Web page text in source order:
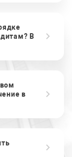
В
в